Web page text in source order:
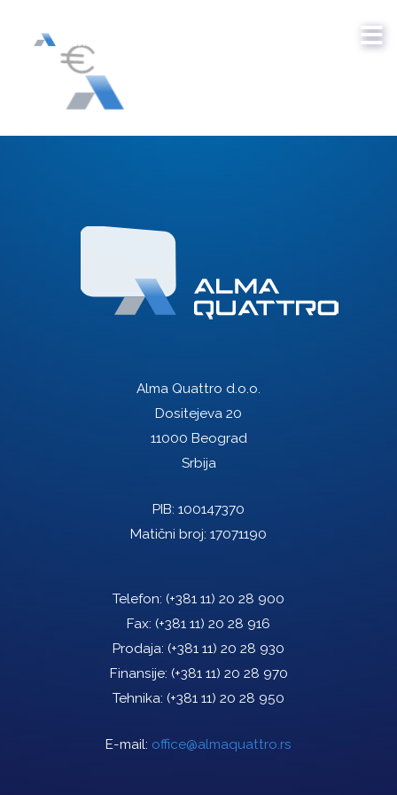
Alma Quattro d.o.o.
Dositejeva 20
11000 Beograd
Srbija
PIB: 100147370
Matični broj: 17071190
Telefon: (+381 11) 20 28 900
Fax: (+381 11) 20 28 916
Prodaja: (+381 11) 20 28 930
Finansije: (+381 11) 20 28 970
Tehnika: (+381 11) 20 28 950
E-mail: office@almaquattro.rs